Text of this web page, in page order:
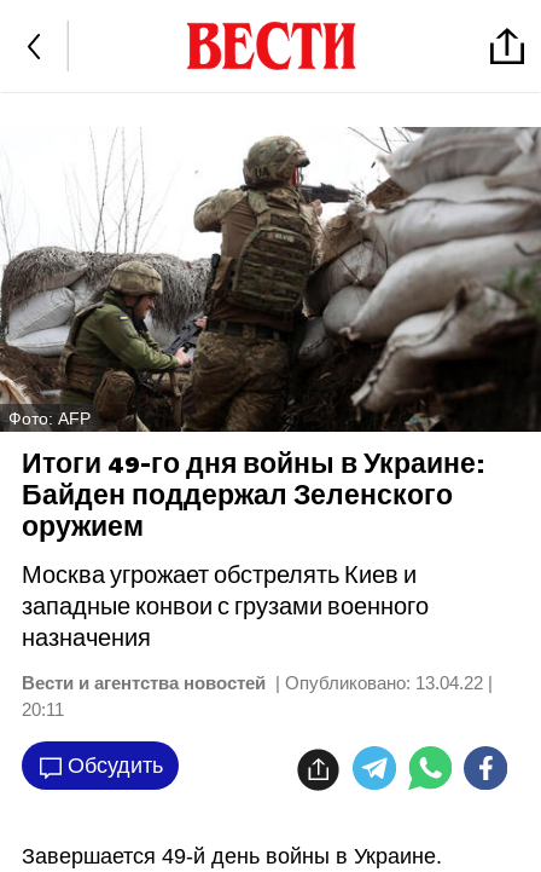
Фото: AFP
Итоги 49-го дня войны в Украине:
Байден поддержал Зеленского
оружием
Москва угрожает обстрелять Киев и
западные конвои с грузами военного
назначения
Вести и агентства новостей | Опубликовано: 13.04.22 |
20:11
Обсудить
Завершается 49-й день войны в Украине.